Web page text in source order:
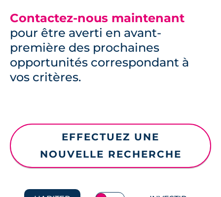
Contactez-nous maintenant
pour être averti en avant-
première des prochaines
opportunités correspondant à
vos critères.
EFFECTUEZ UNE
NOUVELLE RECHERCHE